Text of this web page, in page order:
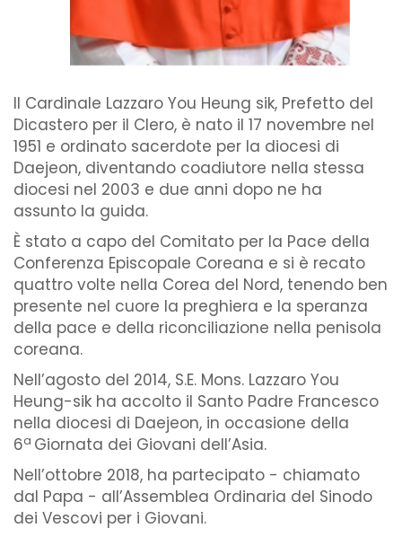
Il Cardinale Lazzaro You Heung sik, Prefetto del
Dicastero per il Clero, è nato il 17 novembre nel
1951 e ordinato sacerdote per la diocesi di
Daejeon, diventando coadiutore nella stessa
diocesi nel 2003 e due anni dopo ne ha
assunto la guida.
È stato a capo del Comitato per la Pace della
Conferenza Episcopale Coreana e si è recato
quattro volte nella Corea del Nord, tenendo ben
presente nel cuore la preghiera e la speranza
della pace e della riconciliazione nella penisola
coreana.
Nell’agosto del 2014, S.E. Mons. Lazzaro You
Heung-sik ha accolto il Santo Padre Francesco
nella diocesi di Daejeon, in occasione della
6a Giornata dei Giovani dell’Asia.
Nell’ottobre 2018, ha partecipato - chiamato
dal Papa - all’Assemblea Ordinaria del Sinodo
dei Vescovi per i Giovani.